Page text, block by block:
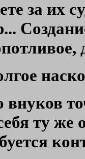
за их
внуков
ту же